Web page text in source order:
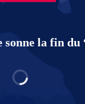
la fin du